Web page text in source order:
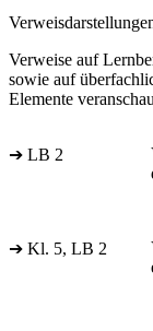
Verweise auf
sowie auf
Elemente
➔ LB 2
➔ Kl. 5, LB 2